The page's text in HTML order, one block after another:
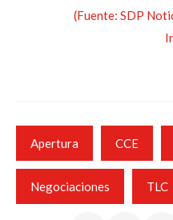
(Fuente: SDP
Apertura CCE
Negociaciones TLC